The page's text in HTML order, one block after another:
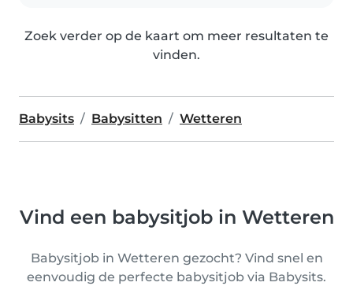
Zoek verder op de kaart om meer resultaten te
vinden.
Babysits Babysitten Wetteren
Vind een babysitjob in Wetteren
Babysitjob in Wetteren gezocht? Vind snel en
eenvoudig de perfecte babysitjob via Babysits.